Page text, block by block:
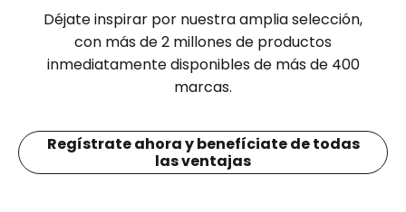
Déjate inspirar por nuestra amplia selección,
con más de 2 millones de productos
inmediatamente disponibles de más de 400
marcas.
Regístrate ahora y benefíciate de todas
las ventajas